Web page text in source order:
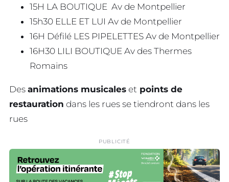
15H LA BOUTIQUE Av de Montpellier
15h30 ELLE ET LUI Av de Montpellier
16H Défilé LES PIPELETTES Av de Montpellier
16H30 LILI BOUTIQUE Av des Thermes
Romains
Des animations musicales et points de
restauration dans les rues se tiendront dans les
rues
PUBLICITÉ